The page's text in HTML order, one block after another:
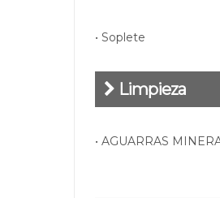
• Soplete
Limpieza
• AGUARRAS